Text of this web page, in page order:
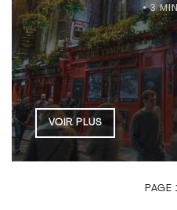
• 3
VOIR PLUS
PAGE